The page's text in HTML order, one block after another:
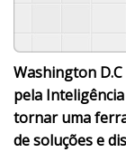
Washington D.C
pela
tornar uma
de soluções e